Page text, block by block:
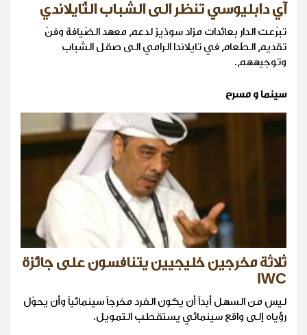
آي دابليوسي تنظر الى الشباب التّايلاندي
تبرّعت الدار بعائدات مزاد سوذيز لدعم معهد الضّيافة وفنّ
تقديم الطّعام في تايلاندا الرامي الى صقل الشباب
وتوجيههم.
سينما و مسرح
ثلاثة مخرجين خليجيين يتنافسون على جائزة
IWC
ليس من السهل أبداً أن يكون الفرد مخرجاً سينمائياً وأن يحوّل
رؤياه إلى واقع سينمائي يستقطب التمويل.